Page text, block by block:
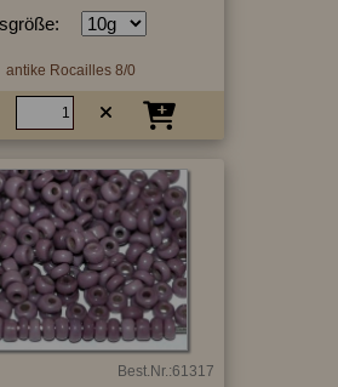
antike Rocailles 8/0
Best.Nr.:61317